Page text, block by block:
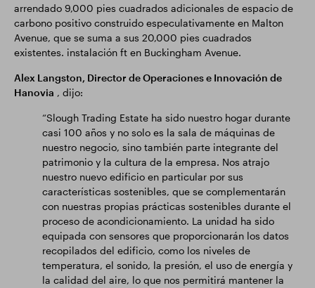
arrendado 9,000 pies cuadrados adicionales de espacio de
carbono positivo construido especulativamente en Malton
Avenue, que se suma a sus 20,000 pies cuadrados
existentes. instalación ft en Buckingham Avenue.
Alex Langston, Director de Operaciones e Innovación de
Hanovia , dijo:
“Slough Trading Estate ha sido nuestro hogar durante
casi 100 años y no solo es la sala de máquinas de
nuestro negocio, sino también parte integrante del
patrimonio y la cultura de la empresa. Nos atrajo
nuestro nuevo edificio en particular por sus
características sostenibles, que se complementarán
con nuestras propias prácticas sostenibles durante el
proceso de acondicionamiento. La unidad ha sido
equipada con sensores que proporcionarán los datos
recopilados del edificio, como los niveles de
temperatura, el sonido, la presión, el uso de energía y
la calidad del aire, lo que nos permitirá mantener la